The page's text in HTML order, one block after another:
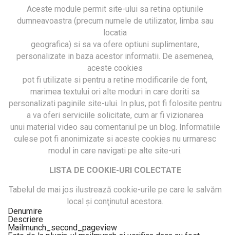
Aceste module permit site-ului sa retina optiunile
dumneavoastra (precum numele de utilizator, limba sau
locatia
geografica) si sa va ofere optiuni suplimentare,
personalizate in baza acestor informatii. De asemenea,
aceste cookies
pot fi utilizate si pentru a retine modificarile de font,
marimea textului ori alte moduri in care doriti sa
personalizati paginile site-ului. In plus, pot fi folosite pentru
a va oferi serviciile solicitate, cum ar fi vizionarea
unui material video sau comentariul pe un blog. Informatiile
culese pot fi anonimizate si aceste cookies nu urmaresc
modul in care navigati pe alte site-uri.
LISTA DE COOKIE-URI COLECTATE
Tabelul de mai jos ilustrează cookie-urile pe care le salvăm
local şi conţinutul acestora.
Denumire
Descriere
Mailmunch_second_pageview